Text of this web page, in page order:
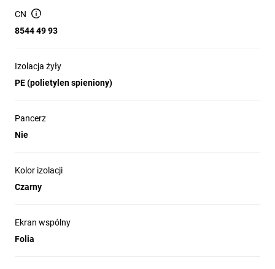
CN
8544 49 93
Izolacja żyły
PE (polietylen spieniony)
Pancerz
Nie
Kolor izolacji
Czarny
Ekran wspólny
Folia